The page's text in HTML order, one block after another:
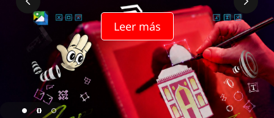
Leer más